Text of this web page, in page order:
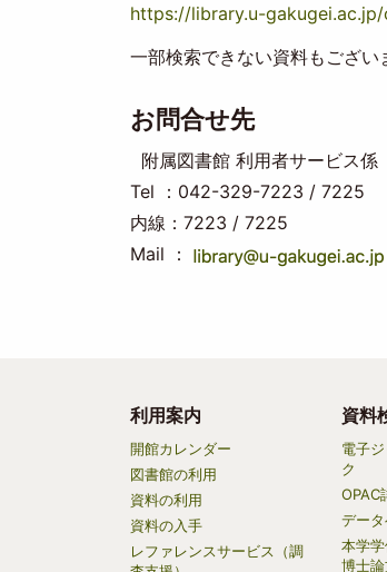
https://library.u-
一部検索できない資料もござい
お問合せ先
附属図書館 利用者サービス係
Tel ：042-329-7223 / 7225
内線：7223 / 7225
Mail ：
Main
navigation
利用案内
開館カレンダー
図書館の利用
資料の利用
資料の入手
レファレンスサービス（調
資料
電子
ク
OPAC
デー
本学学
博士論